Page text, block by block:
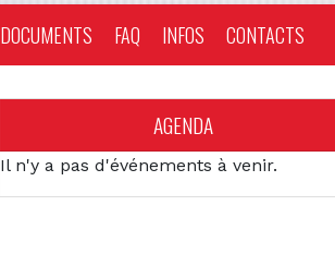
DOCUMENTS FAQ INFOS CONTACTS
AGENDA
Il n'y a pas d'événements à venir.